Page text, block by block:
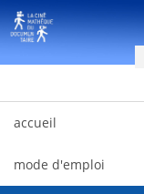
Skip to Content
accueil
mode d'emploi